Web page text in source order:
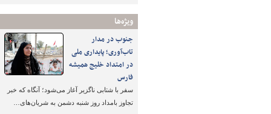
ویژه‌ها
جنوب در مدار
تاب‌آوری؛ پایداری ملی
در امتداد خلیج همیشه
فارس
سفر با شتابی ناگزیر آغاز می‌شود؛ آنگاه که خبر
تجاوز بامداد روز شنبه دشمن به شریان‌های…